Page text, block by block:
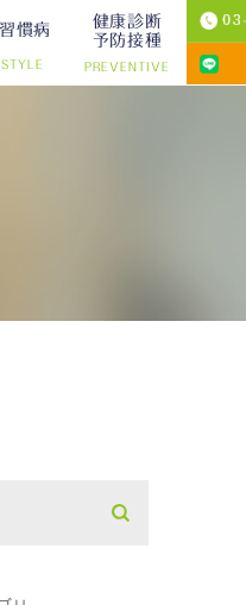
慣病
健康診断
予防接種
PREVENTIVE